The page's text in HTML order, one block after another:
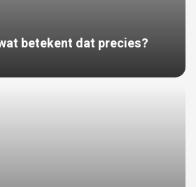
betekent dat precies?